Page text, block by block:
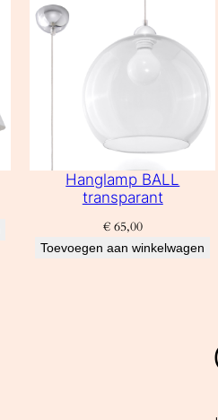
Hanglamp BALL
transparant
€65,00
Toevoegen aan winkelwagen